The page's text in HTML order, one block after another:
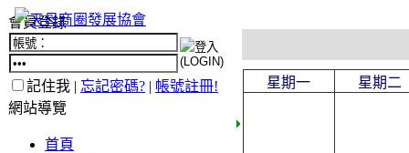
會員登錄
記住我 | 忘記密碼? | 帳號註冊!
網站導覽
首頁
星期一 星期二